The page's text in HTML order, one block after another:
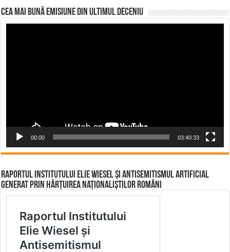
CEA MAI BUNĂ EMISIUNE DIN ULTIMUL DECENIU
00:00 03:40:33
Raportul Institutului Elie Wiesel și Antisemitismul Artificial
Generat prin Hărțuirea Naționaliștilor Români